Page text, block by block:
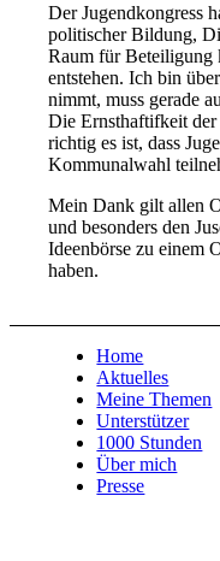
Der Jugendkongress
politischer Bildung,
Raum für Beteiligung
entstehen. Ich bin
nimmt, muss gerade
Die Ernsthaftifkeit
richtig es ist, dass
Kommunalwahl
Mein Dank gilt allen
und besonders den
Ideenbörse zu einem
haben.
Home
Aktuelles
Meine Themen
Unterstützer
1000 Stunden
Über mich
Presse